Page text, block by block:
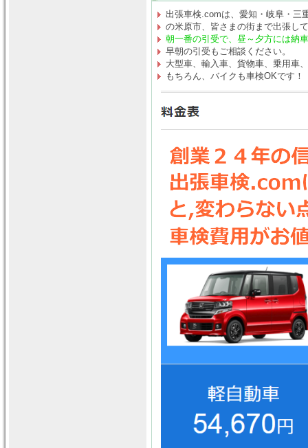
出張車検.comは、愛知・岐阜・三
の米原市、皆さまの街まで出張し
朝一番の引受で、昼～夕方には納車
早朝の引受もご相談ください。
大型車、輸入車、貨物車、乗用車
もちろん、バイクも車検OKです！